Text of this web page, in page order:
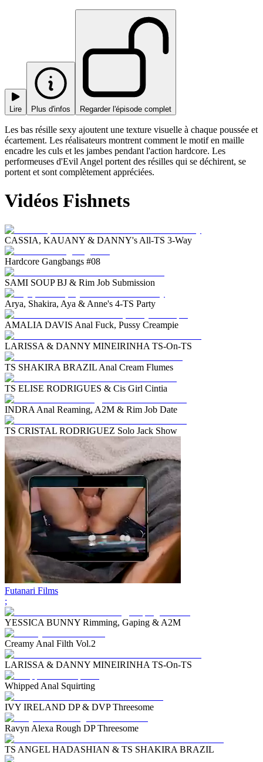
Lire Plus d'infos Regarder l'épisode complet
Les bas résille sexy ajoutent une texture visuelle à chaque poussée et
écartement. Les réalisateurs montrent comment le motif en maille
encadre les culs et les jambes pendant l'action hardcore. Les
performeuses d'Evil Angel portent des résilles qui se déchirent, se
portent et sont complètement appréciées.
Vidéos Fishnets
CASSIA, KAUANY & DANNY's All-TS 3-Way
Hardcore Gangbangs #08
SAMI SOUP BJ & Rim Job Submission
Arya, Shakira, Aya & Anne's 4-TS Party
AMALIA DAVIS Anal Fuck, Pussy Creampie
LARISSA & DANNY MINEIRINHA TS-On-TS
TS SHAKIRA BRAZIL Anal Cream Flumes
TS ELISE RODRIGUES & Cis Girl Cintia
INDRA Anal Reaming, A2M & Rim Job Date
TS CRISTAL RODRIGUEZ Solo Jack Show
Futanari Films
;
YESSICA BUNNY Rimming, Gaping & A2M
Creamy Anal Filth Vol.2
LARISSA & DANNY MINEIRINHA TS-On-TS
Whipped Anal Squirting
IVY IRELAND DP & DVP Threesome
Ravyn Alexa Rough DP Threesome
TS ANGEL HADASHIAN & TS SHAKIRA BRAZIL